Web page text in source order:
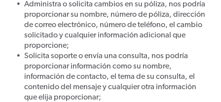
Administra o solicita cambios en su póliza, nos podría
proporcionar su nombre, número de póliza, dirección
de correo electrónico, número de teléfono, el cambio
solicitado y cualquier información adicional que
proporcione;
Solicita soporte o envía una consulta, nos podría
proporcionar información como su nombre,
información de contacto, el tema de su consulta, el
contenido del mensaje y cualquier otra información
que elija proporcionar;